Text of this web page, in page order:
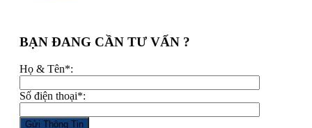
BẠN ĐANG CẦN TƯ VẤN ?
Họ & Tên*:
Số điện thoại*: